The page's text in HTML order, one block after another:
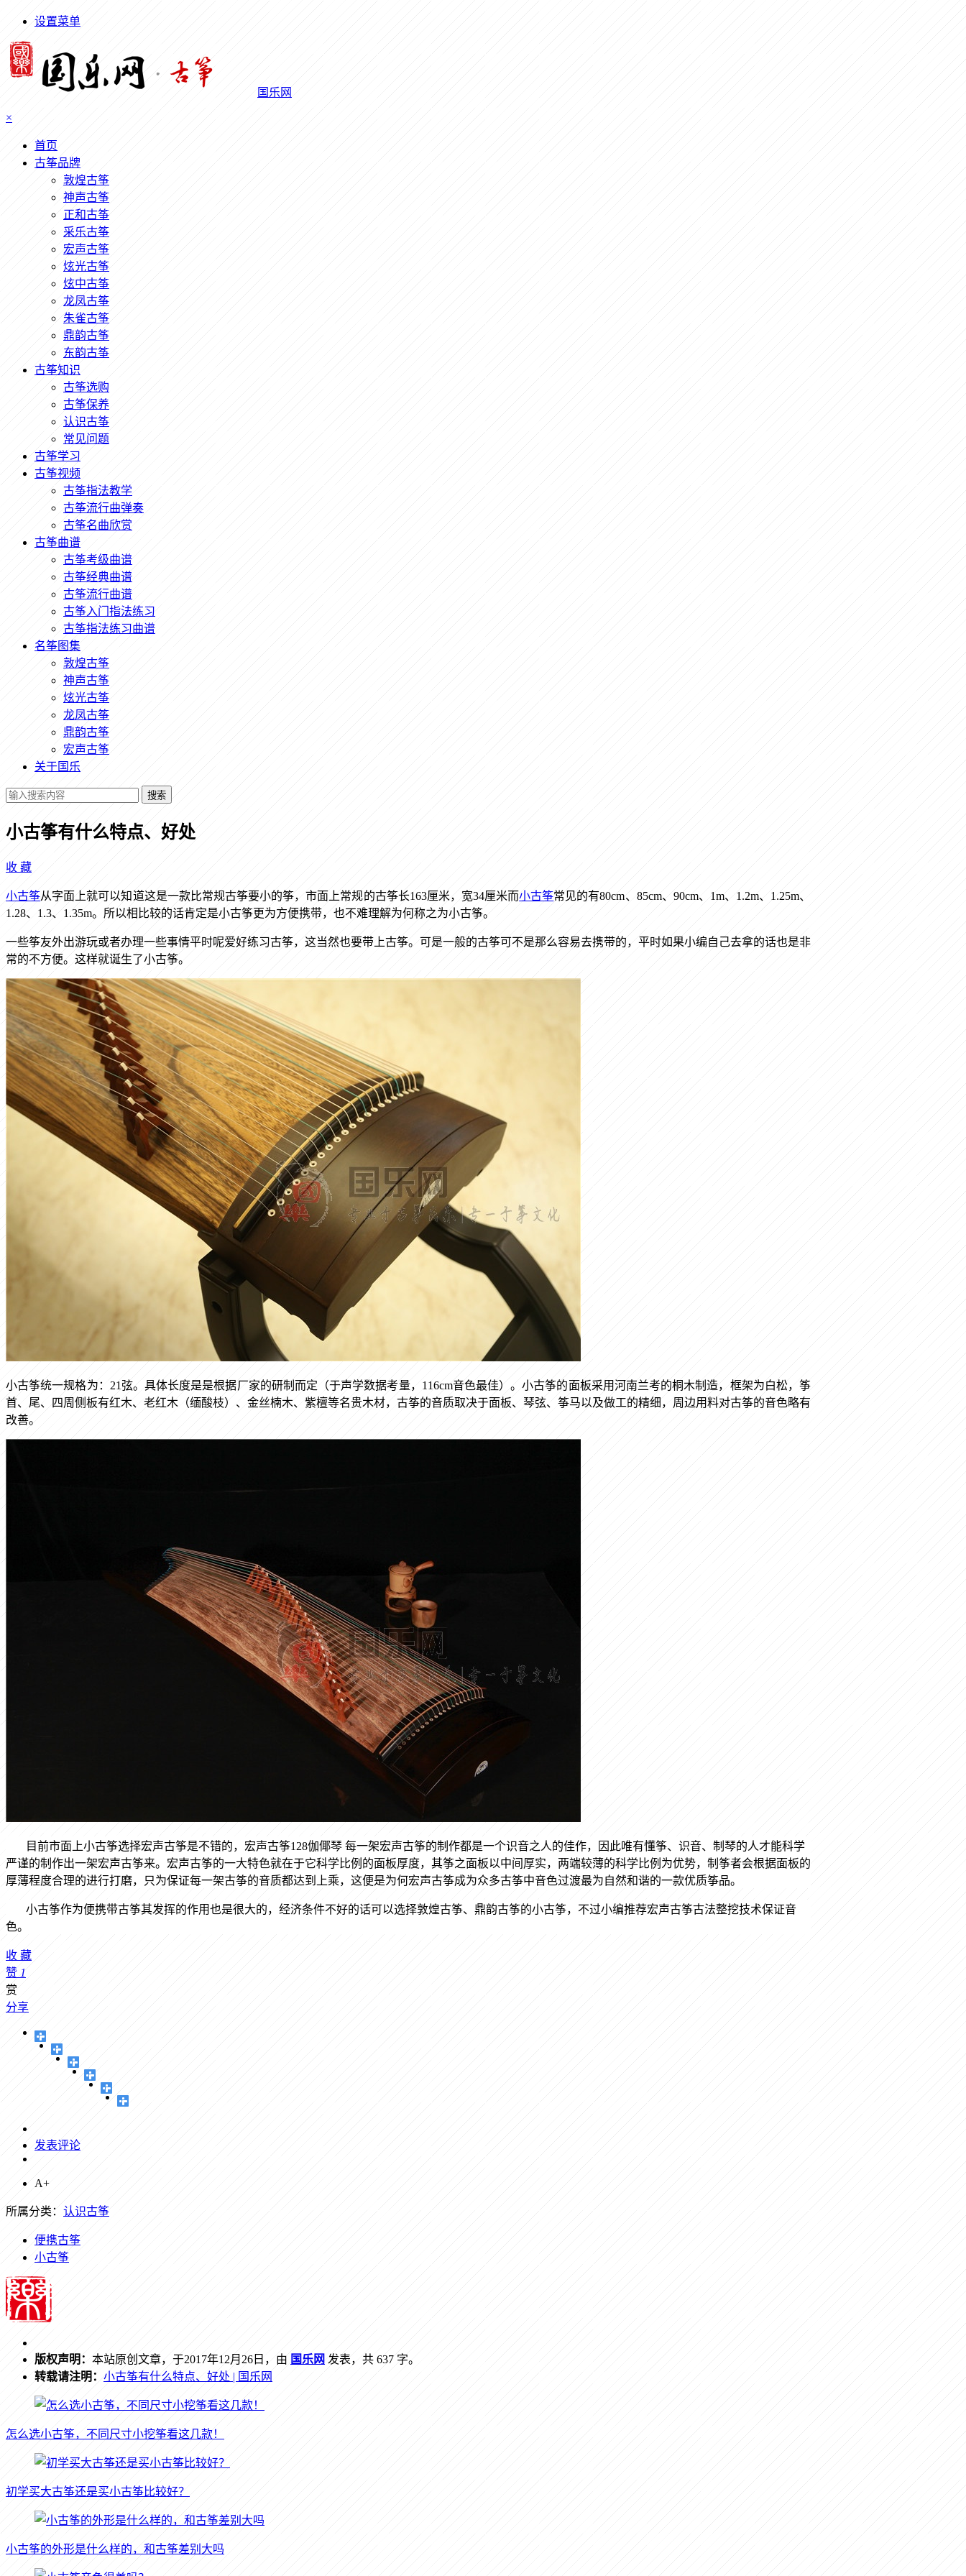
设置菜单
国乐网
×
首页
古筝品牌
敦煌古筝
神声古筝
正和古筝
采乐古筝
宏声古筝
炫光古筝
炫中古筝
龙凤古筝
朱雀古筝
鼎韵古筝
东韵古筝
古筝知识
古筝选购
古筝保养
认识古筝
常见问题
古筝学习
古筝视频
古筝指法教学
古筝流行曲弹奏
古筝名曲欣赏
古筝曲谱
古筝考级曲谱
古筝经典曲谱
古筝流行曲谱
古筝入门指法练习
古筝指法练习曲谱
名筝图集
敦煌古筝
神声古筝
炫光古筝
龙凤古筝
鼎韵古筝
宏声古筝
关于国乐
搜索
小古筝有什么特点、好处
收 藏
小古筝从字面上就可以知道这是一款比常规古筝要小的筝，市面上常规的古筝长163厘米，宽34厘米而小古筝常见的有80cm、85cm、90cm、1m、1.2m、1.25m、
1.28、1.3、1.35m。所以相比较的话肯定是小古筝更为方便携带，也不难理解为何称之为小古筝。
一些筝友外出游玩或者办理一些事情平时呢爱好练习古筝，这当然也要带上古筝。可是一般的古筝可不是那么容易去携带的，平时如果小编自己去拿的话也是非
常的不方便。这样就诞生了小古筝。
小古筝统一规格为： 21弦。具体长度是是根据厂家的研制而定（于声学数据考量，116cm音色最佳）。小古筝的面板采用河南兰考的桐木制造，框架为白松，筝
首、尾、四周侧板有红木、老红木（缅酸枝）、金丝楠木、紫檀等名贵木材，古筝的音质取决于面板、琴弦、筝马以及做工的精细，周边用料对古筝的音色略有
改善。
目前市面上小古筝选择宏声古筝是不错的，宏声古筝128伽倻琴 每一架宏声古筝的制作都是一个识音之人的佳作，因此唯有懂筝、识音、制琴的人才能科学
严谨的制作出一架宏声古筝来。宏声古筝的一大特色就在于它科学比例的面板厚度，其筝之面板以中间厚实，两端较薄的科学比例为优势，制筝者会根据面板的
厚薄程度合理的进行打磨，只为保证每一架古筝的音质都达到上乘，这便是为何宏声古筝成为众多古筝中音色过渡最为自然和谐的一款优质筝品。
小古筝作为便携带古筝其发挥的作用也是很大的，经济条件不好的话可以选择敦煌古筝、鼎韵古筝的小古筝，不过小编推荐宏声古筝古法整挖技术保证音
色。
收 藏
赞 1
赏
分享
发表评论
A+
所属分类： 认识古筝
便携古筝
小古筝
版权声明： 本站原创文章，于2017年12月26日，由 国乐网 发表，共 637 字。
转载请注明： 小古筝有什么特点、好处 | 国乐网
怎么选小古筝，不同尺寸小挖筝看这几款！
初学买大古筝还是买小古筝比较好？
小古筝的外形是什么样的，和古筝差别大吗